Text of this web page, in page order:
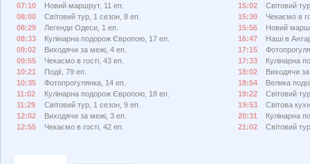
07:10
Новий маршрут, 11 еп.
08:00
Світовий тур, 1 сезон, 8 еп.
08:29
Легенди Одеси, 1 еп.
08:33
Кулінарна подорож Європою, 17 еп.
09:02
Виходячи за межі, 4 еп.
09:55
Чекаємо в гості, 43 еп.
10:21
Події, 79 еп.
10:35
Фотопрогулянка, 14 еп.
11:02
Кулінарна подорож Європою, 18 еп.
11:29
Світовий тур, 1 сезон, 9 еп.
12:02
Виходячи за межі, 3 еп.
12:55
Чекаємо в гості, 42 еп.
15:02
Світовий
15:30
Чекаємо в
15:56
Новий
16:47
Наші в
17:15
17:33
Кулінарна
18:02
Виходячи
18:54
Велика
19:22
Світовий
19:53
Світова
20:31
Кулінарна
21:02
Світовий